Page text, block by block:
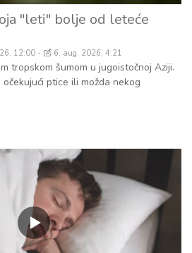
"leti" bolje od leteće
12:00 6. aug. 2026, 4:21
tropskom šumom u jugoistočnoj Aziji.
ptice ili možda nekog